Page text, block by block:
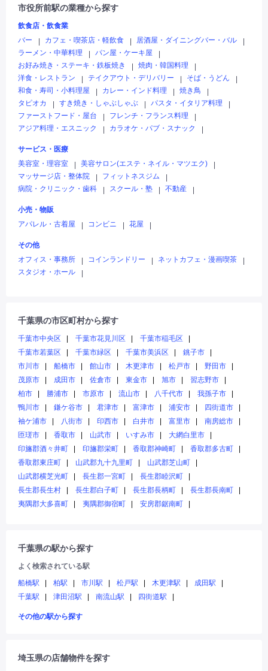
市役所前駅の業種から探す
飲食店・飲食業
バー
カフェ・喫茶店・軽飲食 居酒屋・ダイニングバー・バル
ラーメン・中華料理
パン屋・ケーキ屋
お好み焼き・ステーキ・鉄板焼き
焼肉・韓国料理
洋食・レストラン
テイクアウト・デリバリー そば・うどん
和食・寿司・小料理屋
カレー・インド料理 焼き鳥
タピオカ
すき焼き・しゃぶしゃぶ パスタ・イタリア料理
ファーストフード・屋台
フレンチ・フランス料理
アジア料理・エスニック
カラオケ・パブ・スナック
サービス・医療
美容室・理容室
美容サロン(エステ・ネイル・マツエク)
マッサージ店・整体院
フィットネスジム
病院・クリニック・歯科
スクール・塾 不動産
小売・物販
アパレル・古着屋
コンビニ 花屋
その他
オフィス・事務所
コインランドリー ネットカフェ・漫画喫茶
スタジオ・ホール
千葉県の市区町村から探す
千葉市中央区 千葉市花見川区
千葉市稲毛区
千葉市若葉区
千葉市緑区 千葉市美浜区
銚子市
市川市
船橋市 館山市 木更津市 松戸市
野田市
茂原市
成田市 佐倉市 東金市 旭市
習志野市
柏市
勝浦市 市原市 流山市 八千代市
我孫子市
鴨川市
鎌ケ谷市 君津市 富津市 浦安市
四街道市
袖ケ浦市
八街市 印西市 白井市 富里市
南房総市
匝瑳市
香取市 山武市 いすみ市
大網白里市
印旛郡酒々井町
印旛郡栄町 香取郡神崎町
香取郡多古町
香取郡東庄町
山武郡九十九里町
山武郡芝山町
山武郡横芝光町
長生郡一宮町
長生郡睦沢町
長生郡長生村
長生郡白子町 長生郡長柄町
長生郡長南町
夷隅郡大多喜町
夷隅郡御宿町 安房郡鋸南町
千葉県の駅から探す
よく検索されている駅
船橋駅
柏駅 市川駅 松戸駅 木更津駅
成田駅
千葉駅
津田沼駅 南流山駅 四街道駅
その他の駅から探す
埼玉県の店舗物件を探す